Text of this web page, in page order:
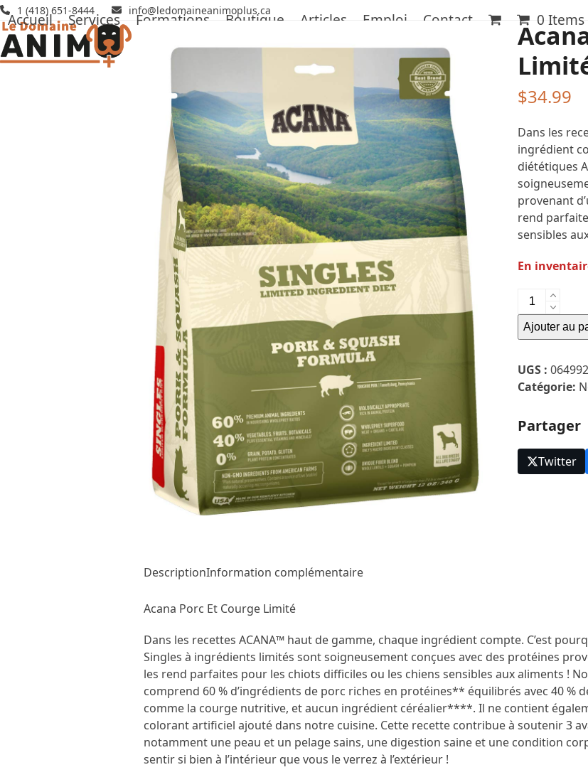
Skip
to
content
1 (418) 651-8444 info@ledomaineanimoplus.ca
Accueil Services Formations Boutique Articles Emploi Contact 0 Items
$34.99
Dans les
ingrédient
diététiques
provenant
rend
sensibles
En
quantité
de
Acana
Et
Courge
Limité
Ajouter au
UGS :
Catégorie:
Partager
Twitter
DescriptionInformation complémentaire
Acana Porc Et Courge Limité
Dans les recettes ACANA™ haut de gamme, chaque ingrédient compte. C’est
Singles à ingrédients limités sont soigneusement conçues avec des protéines
les rend parfaites pour les chiots difficiles ou les chiens sensibles aux aliments !
comprend 60 % d’ingrédients de porc riches en protéines** équilibrés avec 40
comme la courge nutritive, et aucun ingrédient céréalier****. Il ne contient
colorant artificiel ajouté dans notre cuisine. Cette recette contribue à soutenir 3
notamment une peau et un pelage sains, une digestion saine et une condition
sentir si bien à l’intérieur que vous le verrez à l’extérieur !